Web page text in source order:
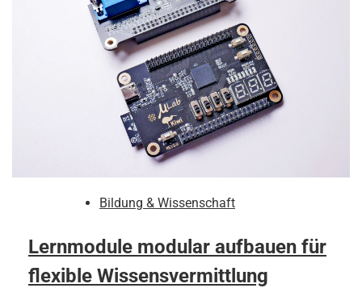
Bildung & Wissenschaft
Lernmodule modular aufbauen für
flexible Wissensvermittlung